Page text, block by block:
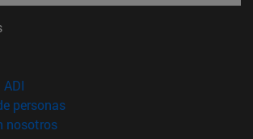
en nueva ventana)
personas(abre en nueva ventana)
nosotros(abre en nueva ventana)